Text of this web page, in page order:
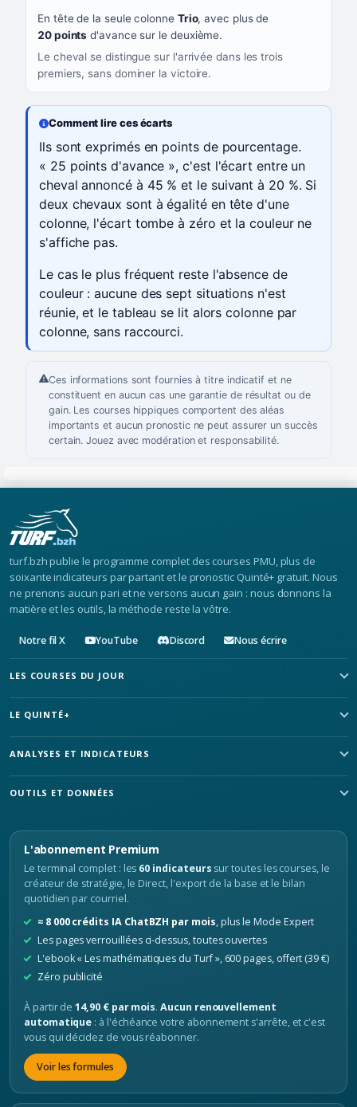
En tête de la seule colonne Trio, avec plus de
20 points d'avance sur le deuxième.
Le cheval se distingue sur l'arrivée dans les trois
premiers, sans dominer la victoire.
Comment lire ces écarts
Ils sont exprimés en points de pourcentage.
« 25 points d'avance », c'est l'écart entre un
cheval annoncé à 45 % et le suivant à 20 %. Si
deux chevaux sont à égalité en tête d'une
colonne, l'écart tombe à zéro et la couleur ne
s'affiche pas.
Le cas le plus fréquent reste l'absence de
couleur : aucune des sept situations n'est
réunie, et le tableau se lit alors colonne par
colonne, sans raccourci.
Ces informations sont fournies à titre indicatif et ne
constituent en aucun cas une garantie de résultat ou de
gain. Les courses hippiques comportent des aléas
importants et aucun pronostic ne peut assurer un succès
certain. Jouez avec modération et responsabilité.
turf.bzh publie le programme complet des courses PMU, plus de
soixante indicateurs par partant et le pronostic Quinté+ gratuit. Nous
ne prenons aucun pari et ne versons aucun gain : nous donnons la
matière et les outils, la méthode reste la vôtre.
Notre fil X YouTube Discord Nous écrire
LES COURSES DU JOUR
LE QUINTÉ+
ANALYSES ET INDICATEURS
OUTILS ET DONNÉES
L'abonnement Premium
Le terminal complet : les 60 indicateurs sur toutes les courses, le
créateur de stratégie, le Direct, l'export de la base et le bilan
quotidien par courriel.
≈ 8 000 crédits IA ChatBZH par mois, plus le Mode Expert
Les pages verrouillées ci-dessus, toutes ouvertes
L'ebook « Les mathématiques du Turf », 600 pages, offert (39 €)
Zéro publicité
À partir de14,90 € par mois.Aucun renouvellement
automatique : à l'échéance votre abonnement s'arrête, et c'est
vous qui décidez de vous réabonner.
Voir les formules